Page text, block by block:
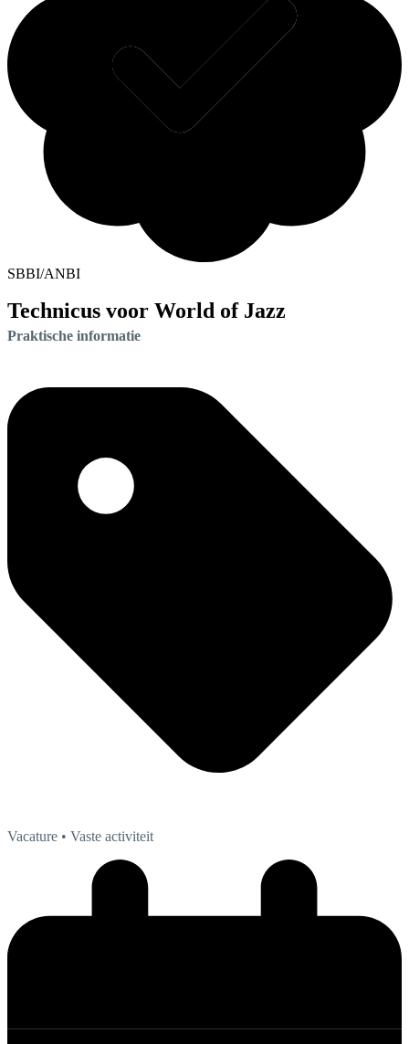
SBBI/ANBI
Technicus voor World of Jazz
Praktische informatie
Vacature • Vaste activiteit